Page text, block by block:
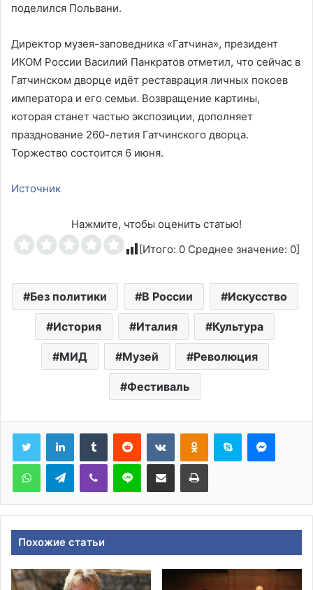
поделился Польвани.
Директор музея-заповедника «Гатчина», президент
ИКОМ России Василий Панкратов отметил, что сейчас в
Гатчинском дворце идёт реставрация личных покоев
императора и его семьи. Возвращение картины,
которая станет частью экспозиции, дополняет
празднование 260-летия Гатчинского дворца.
Торжество состоится 6 июня.
Источник
Нажмите, чтобы оценить статью!
[Итого: 0 Среднее значение: 0]
Без политики В России Искусство
История Италия Культура
МИД Музей Революция
Фестиваль
Tumblr Reddit ВконтактеОдноклассники
Skype
WhatsAppTelegramViber Line Поделиться через электронную почту Печатать
Похожие статьи